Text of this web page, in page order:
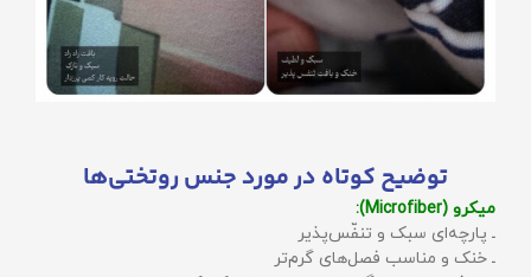
توضیح کوتاه در مورد جنس روتختی‌ها
میکرو (Microfiber):
ـ پارچه‌ای سبک و تنفّس‌پذیر
ـ خنک و مناسب فصل‌های گرم‌تر